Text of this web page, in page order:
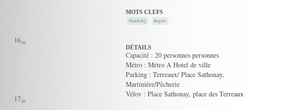
16/20
17/20
MOTS CLEFS
Snacking Bagels
DÉTAILS
Capacité : 20 personnes personnes
Métro : Métro A Hotel de ville
Parking : Terreaux/ Place Sathonay,
Martinière/Pêcherie
Vélov : Place Sathonay, place des Terreaux